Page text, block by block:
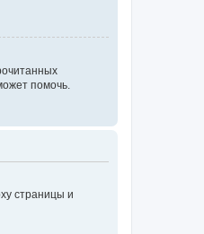
помочь.
страницы и